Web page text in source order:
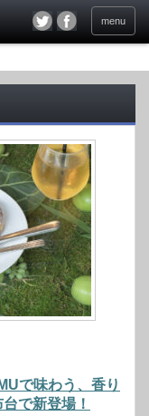
menu
で味わう、香り
で新登場！